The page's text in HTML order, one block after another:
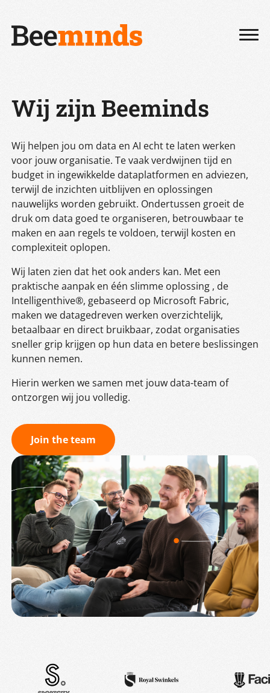
Wij zijn Beeminds
Wij helpen jou om data en AI echt te laten werken
voor jouw organisatie. Te vaak verdwijnen tijd en
budget in ingewikkelde dataplatformen en adviezen,
terwijl de inzichten uitblijven en oplossingen
nauwelijks worden gebruikt. Ondertussen groeit de
druk om data goed te organiseren, betrouwbaar te
maken en aan regels te voldoen, terwijl kosten en
complexiteit oplopen.
Wij laten zien dat het ook anders kan. Met een
praktische aanpak en één slimme oplossing , de
Intelligenthive®, gebaseerd op Microsoft Fabric,
maken we datagedreven werken overzichtelijk,
betaalbaar en direct bruikbaar, zodat organisaties
sneller grip krijgen op hun data en betere beslissingen
kunnen nemen.
Hierin werken we samen met jouw data-team of
ontzorgen wij jou volledig.
Join the team